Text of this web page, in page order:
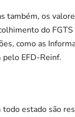
também, os
do
como as
pelo EFD-Reinf.
estado são